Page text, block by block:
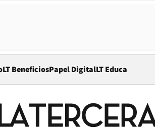
LT BeneficiosPapel DigitalOpens in new
LT Educa